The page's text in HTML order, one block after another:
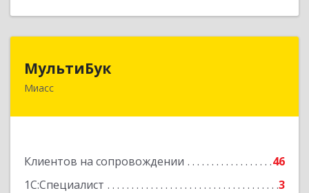
МультиБук
Миасс
Клиентов на сопровождении
46
1С:Специалист
3
456318, Челябинская обл, Миасс г, Жуковского